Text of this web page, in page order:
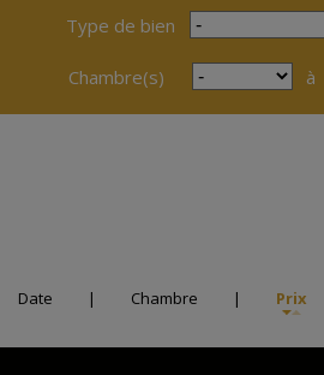
Type de bien
Chambre(s) à
Date | Chambre | Prix